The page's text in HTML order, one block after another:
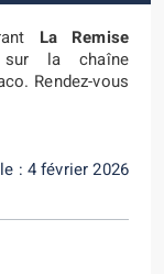
La Remise
la chaîne
Rendez-vous
: 4 février 2026